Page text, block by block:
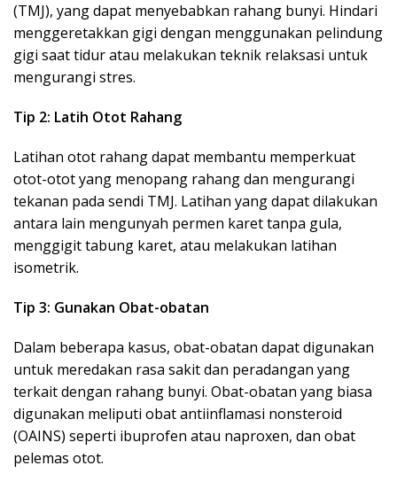
(TMJ), yang dapat menyebabkan rahang bunyi. Hindari
menggeretakkan gigi dengan menggunakan pelindung
gigi saat tidur atau melakukan teknik relaksasi untuk
mengurangi stres.
Tip 2: Latih Otot Rahang
Latihan otot rahang dapat membantu memperkuat
otot-otot yang menopang rahang dan mengurangi
tekanan pada sendi TMJ. Latihan yang dapat dilakukan
antara lain mengunyah permen karet tanpa gula,
menggigit tabung karet, atau melakukan latihan
isometrik.
Tip 3: Gunakan Obat-obatan
Dalam beberapa kasus, obat-obatan dapat digunakan
untuk meredakan rasa sakit dan peradangan yang
terkait dengan rahang bunyi. Obat-obatan yang biasa
digunakan meliputi obat antiinflamasi nonsteroid
(OAINS) seperti ibuprofen atau naproxen, dan obat
pelemas otot.